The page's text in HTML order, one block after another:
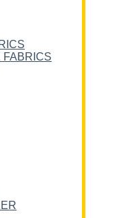
FABRICS